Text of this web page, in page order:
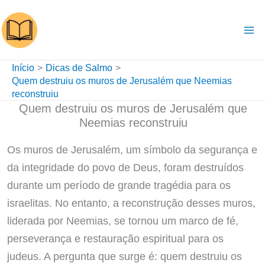
para
o
conteúdo
Início
Dicas de Salmo
Quem destruiu os muros de Jerusalém que Neemias
reconstruiu
Quem destruiu os muros de Jerusalém que
Neemias reconstruiu
Os muros de Jerusalém, um símbolo da segurança e
da integridade do povo de Deus, foram destruídos
durante um período de grande tragédia para os
israelitas. No entanto, a reconstrução desses muros,
liderada por Neemias, se tornou um marco de fé,
perseverança e restauração espiritual para os
judeus. A pergunta que surge é: quem destruiu os